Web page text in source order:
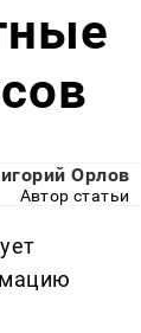
Орлов
Автор статьи